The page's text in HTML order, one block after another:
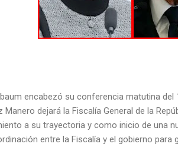
encabezó su conferencia matutina
dejará la Fiscalía General de la
a su trayectoria y como inicio de una
entre la Fiscalía y el gobierno para